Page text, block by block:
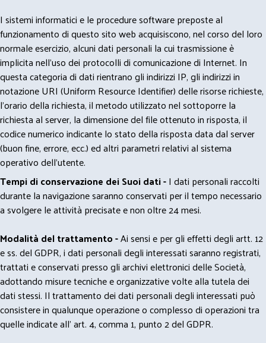
I sistemi informatici e le procedure software preposte al
funzionamento di questo sito web acquisiscono, nel corso del loro
normale esercizio, alcuni dati personali la cui trasmissione è
implicita nell'uso dei protocolli di comunicazione di Internet. In
questa categoria di dati rientrano gli indirizzi IP, gli indirizzi in
notazione URI (Uniform Resource Identifier) delle risorse richieste,
l'orario della richiesta, il metodo utilizzato nel sottoporre la
richiesta al server, la dimensione del file ottenuto in risposta, il
codice numerico indicante lo stato della risposta data dal server
(buon fine, errore, ecc.) ed altri parametri relativi al sistema
operativo dell'utente.
Tempi di conservazione dei Suoi dati -I dati personali raccolti
durante la navigazione saranno conservati per il tempo necessario
a svolgere le attività precisate e non oltre 24 mesi.
Modalità del trattamento -Ai sensi e per gli effetti degli artt. 12
e ss. del GDPR, i dati personali degli interessati saranno registrati,
trattati e conservati presso gli archivi elettronici delle Società,
adottando misure tecniche e organizzative volte alla tutela dei
dati stessi. Il trattamento dei dati personali degli interessati può
consistere in qualunque operazione o complesso di operazioni tra
quelle indicate all' art. 4, comma 1, punto 2 del GDPR.